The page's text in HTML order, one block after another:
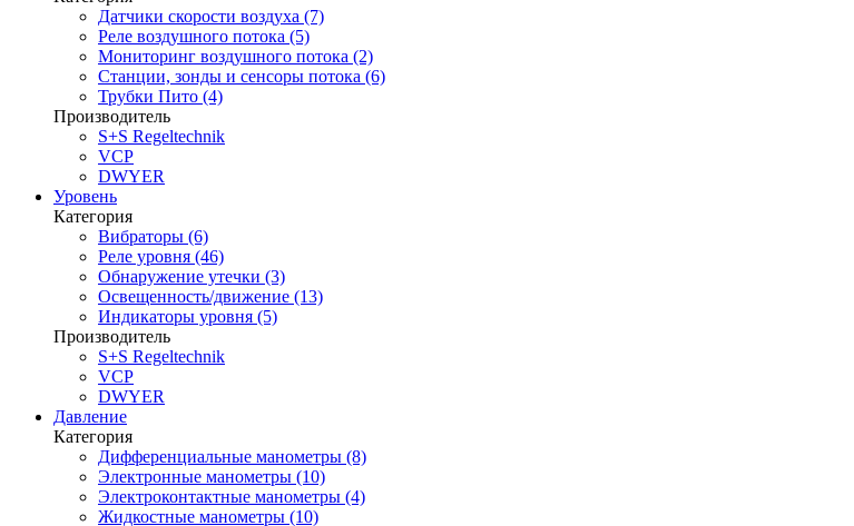
Датчики скорости воздуха (7)
Реле воздушного потока (5)
Мониторинг воздушного потока (2)
Станции, зонды и сенсоры потока (6)
Трубки Пито (4)
Производитель
S+S Regeltechnik
VCP
DWYER
Уровень
Категория
Вибраторы (6)
Реле уровня (46)
Обнаружение утечки (3)
Освещенность/движение (13)
Индикаторы уровня (5)
Производитель
S+S Regeltechnik
VCP
DWYER
Давление
Категория
Дифференциальные манометры (8)
Электронные манометры (10)
Электроконтактные манометры (4)
Жидкостные манометры (10)